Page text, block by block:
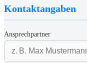
Kontaktangaben
Ansprechpartner